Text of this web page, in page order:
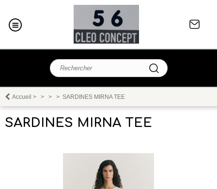
Accueil > > > > SARDINES MIRNA TEE
SARDINES MIRNA TEE